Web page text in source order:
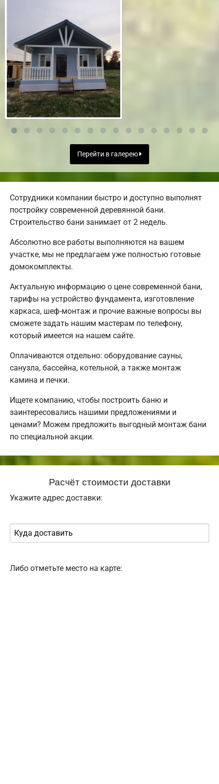
Перейти в галерею
Сотрудники компании быстро и доступно выполнят
постройку современной деревянной бани.
Строительство бани занимает от 2 недель.
Абсолютно все работы выполняются на вашем
участке, мы не предлагаем уже полностью готовые
домокомплекты.
Актуальную информацию о цене современной бани,
тарифы на устройство фундамента, изготовление
каркаса, шеф-монтаж и прочие важные вопросы вы
сможете задать нашим мастерам по телефону,
который имеется на нашем сайте.
Оплачиваются отдельно: оборудование сауны,
санузла, бассейна, котельной, а также монтаж
камина и печки.
Ищете компанию, чтобы построить баню и
заинтересовались нашими предложениями и
ценами? Можем предложить выгодный монтаж бани
по специальной акции.
Расчёт стоимости доставки
Укажите адрес доставки:
Либо отметьте место на карте: